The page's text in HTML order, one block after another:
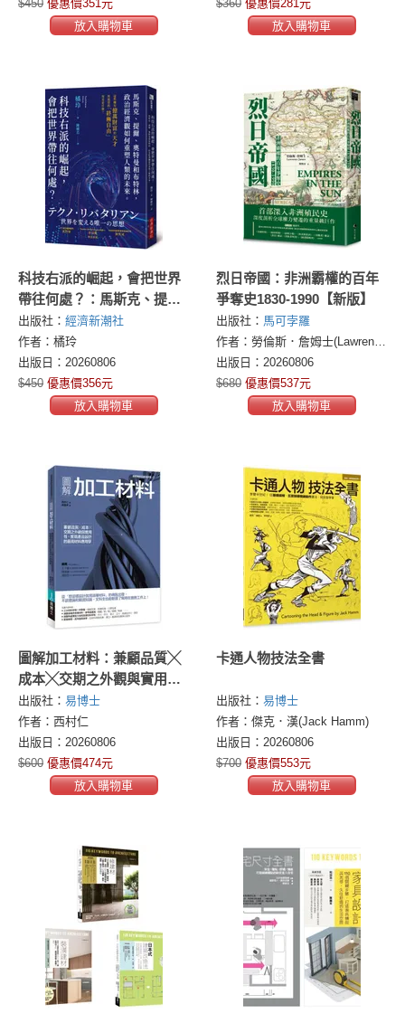
$450 優惠價351元
放入購物車
$360 優惠價281元
放入購物車
科技右派的崛起，會把世界
帶往何處？：馬斯克、提
爾、奧特曼和布特林，政治
經濟觀如何重塑人類的未來
出版社： 經濟新潮社
作者：橘玲
出版日：20260806
$450 優惠價356元
放入購物車
烈日帝國：非洲霸權的百年
爭奪史1830-1990【新版】
出版社： 馬可孛羅
作者：勞倫斯．詹姆士(Lawrence James)
出版日：20260806
$680 優惠價537元
放入購物車
圖解加工材料：兼顧品質╳
成本╳交期之外觀與實用
性，實現產品設計的最高材
料應用學
出版社： 易博士
作者：西村仁
出版日：20260806
$600 優惠價474元
放入購物車
卡通人物技法全書
出版社： 易博士
作者：傑克．漢(Jack Hamm)
出版日：20260806
$700 優惠價553元
放入購物車